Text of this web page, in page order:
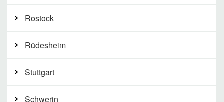
Rostock
Rüdesheim
Stuttgart
Schwerin